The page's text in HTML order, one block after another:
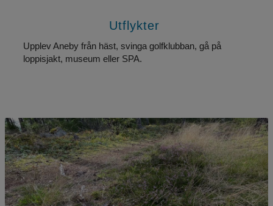
Utflykter
Upplev Aneby från häst, svinga golfklubban, gå på
loppisjakt, museum eller SPA.
Skräppapper i skogen